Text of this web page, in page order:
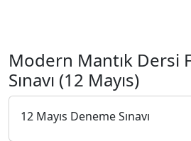
Modern Mantık Dersi
Sınavı (12 Mayıs)
12 Mayıs Deneme Sınavı